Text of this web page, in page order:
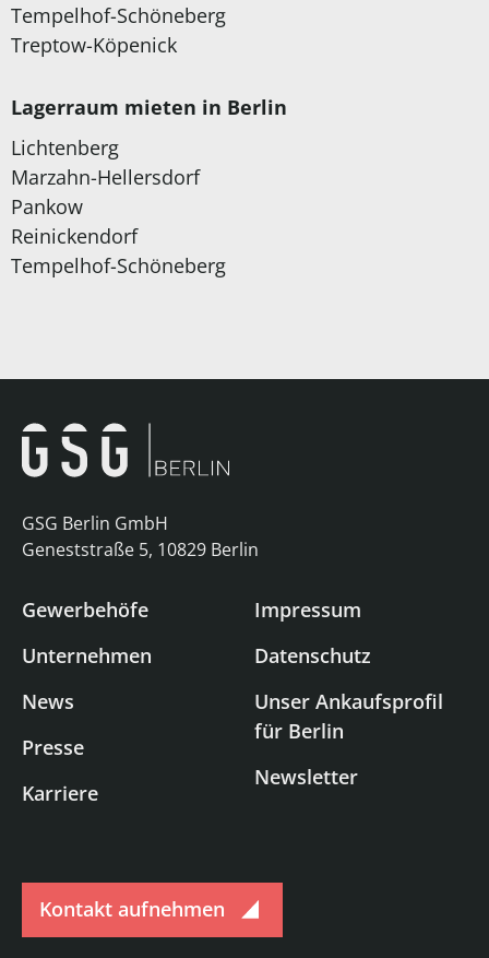
Tempelhof-Schöneberg
Treptow-Köpenick
Lagerraum mieten in Berlin
Lichtenberg
Marzahn-Hellersdorf
Pankow
Reinickendorf
Tempelhof-Schöneberg
GSG Berlin GmbH
Geneststraße 5, 10829 Berlin
Gewerbehöfe
Unternehmen
News
Presse
Karriere
Impressum
Datenschutz
Unser Ankaufsprofil
für Berlin
Newsletter
Kontakt aufnehmen